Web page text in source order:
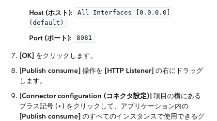
Host (ホスト)​:
All Interfaces [0.0.0.0]
(default)
Port (ポート)​: 8081
[OK] ​ をクリックします。
[Publish consume] ​ 操作を ​ [HTTP Listener] ​ の右にドラッグ
します。
[Connector configuration (コネクタ設定)] ​ 項目の横にある
プラス記号 (​+​) をクリックして、アプリケーション内の ​
[Publish consume] ​ のすべてのインスタンスで使用できるグ